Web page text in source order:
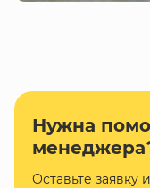
Нужна
Оставьте